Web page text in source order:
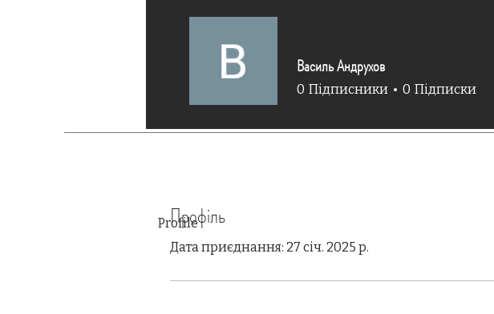
Профіль
Дата приєднання: 27 січ. 2025 р.
Василь Андрухов
0 Підписники 0 Підписки
Profile